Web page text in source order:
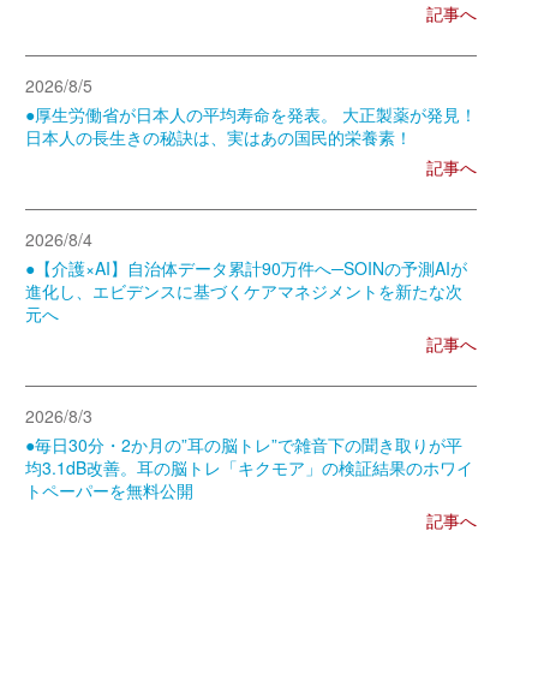
記事へ
2026/8/5
●厚生労働省が日本人の平均寿命を発表。 大正製薬が発見！
日本人の長生きの秘訣は、実はあの国民的栄養素！
記事へ
2026/8/4
●【介護×AI】自治体データ累計90万件へ─SOINの予測AIが
進化し、エビデンスに基づくケアマネジメントを新たな次
元へ
記事へ
2026/8/3
●毎日30分・2か月の”耳の脳トレ”で雑音下の聞き取りが平
均3.1dB改善。耳の脳トレ「キクモア」の検証結果のホワイ
トペーパーを無料公開
記事へ